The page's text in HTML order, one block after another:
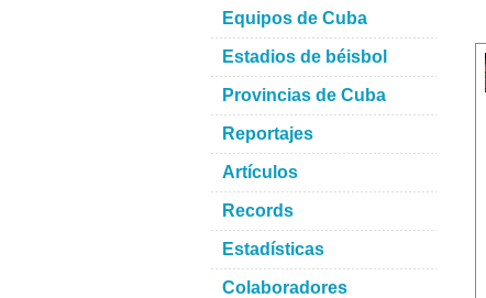
Equipos de Cuba
Estadios de béisbol
Provincias de Cuba
Reportajes
Artículos
Records
Estadísticas
Colaboradores